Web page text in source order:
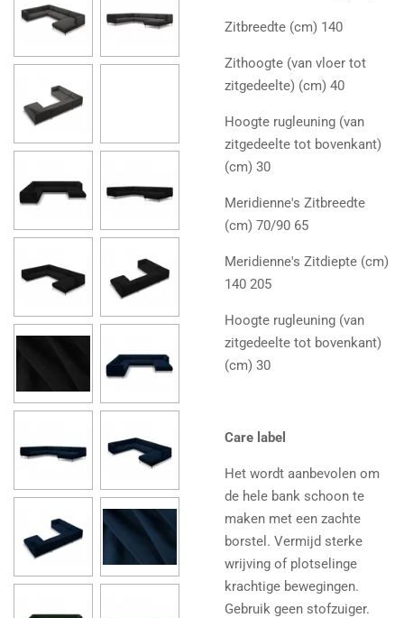
Zitbreedte (cm) 140
Zithoogte (van vloer tot
zitgedeelte) (cm) 40
Hoogte rugleuning (van
zitgedeelte tot bovenkant)
(cm) 30
Meridienne's Zitbreedte
(cm) 70/90 65
Meridienne's Zitdiepte (cm)
140 205
Hoogte rugleuning (van
zitgedeelte tot bovenkant)
(cm) 30
Care label
Het wordt aanbevolen om
de hele bank schoon te
maken met een zachte
borstel. Vermijd sterke
wrijving of plotselinge
krachtige bewegingen.
Gebruik geen stofzuiger.